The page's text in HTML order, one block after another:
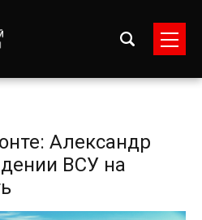
Александр
ВСУ на